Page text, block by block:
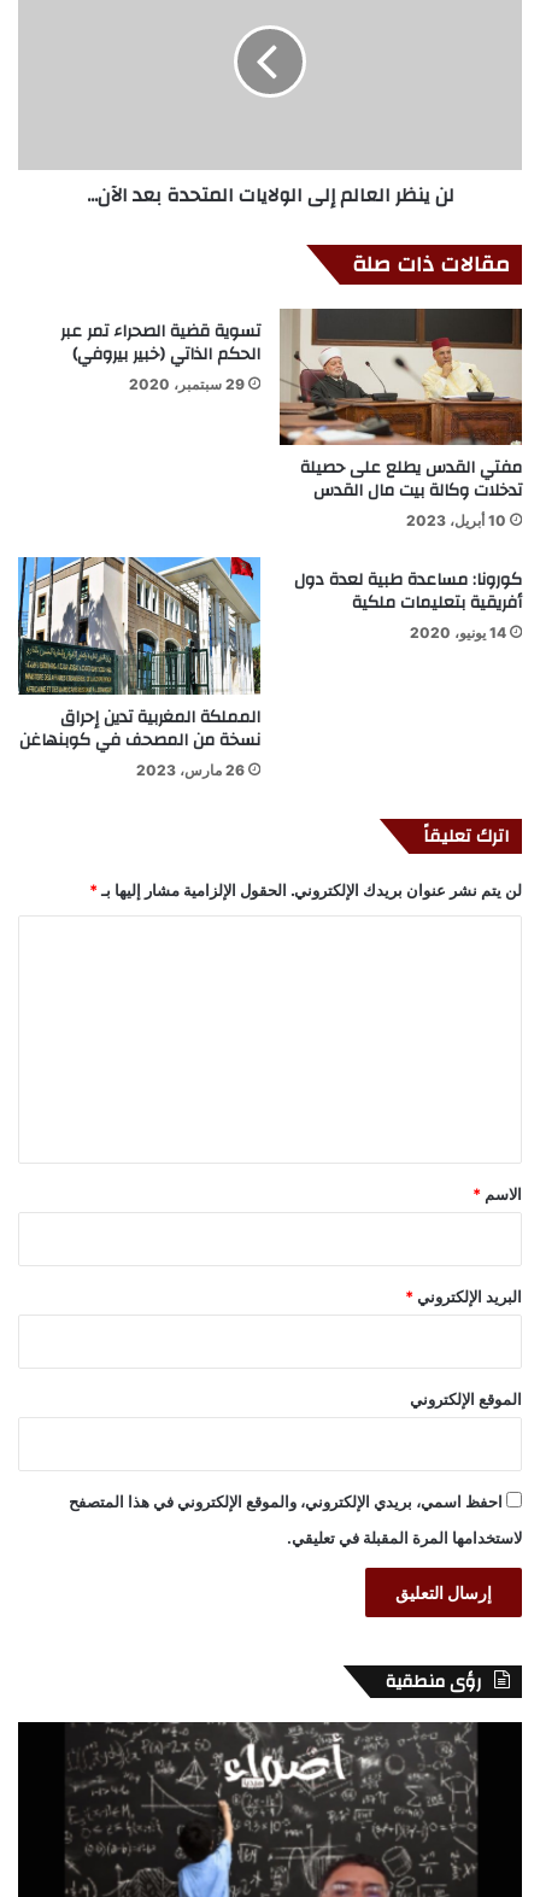
لن ينظر العالم إلى الولايات المتحدة بعد الآن...
مقالات ذات صلة
مفتي القدس يطلع على حصيلة
تدخلات وكالة بيت مال القدس
10 أبريل، 2023
تسوية قضية الصحراء تمر عبر
الحكم الذاتي (خبير بيروفي)
29 سبتمبر، 2020
كورونا: مساعدة طبية لعدة دول
أفريقية بتعليمات ملكية
14 يونيو، 2020
المملكة المغربية تدين إحراق
نسخة من المصحف في كوبنهاغن
26 مارس، 2023
اترك تعليقاً
لن يتم نشر عنوان بريدك الإلكتروني. الحقول الإلزامية مشار إليها بـ *
*
الاسم *
البريد الإلكتروني *
الموقع الإلكتروني
احفظ اسمي، بريدي الإلكتروني، والموقع الإلكتروني في هذا المتصفح
لاستخدامها المرة المقبلة في تعليقي.
رؤى منطقية